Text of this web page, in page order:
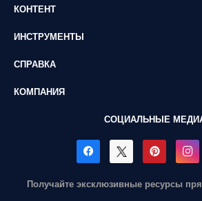
КОНТЕНТ
ИНСТРУМЕНТЫ
СПРАВКА
КОМПАНИЯ
СОЦИАЛЬНЫЕ
Получайте эксклюзивные ресурсы